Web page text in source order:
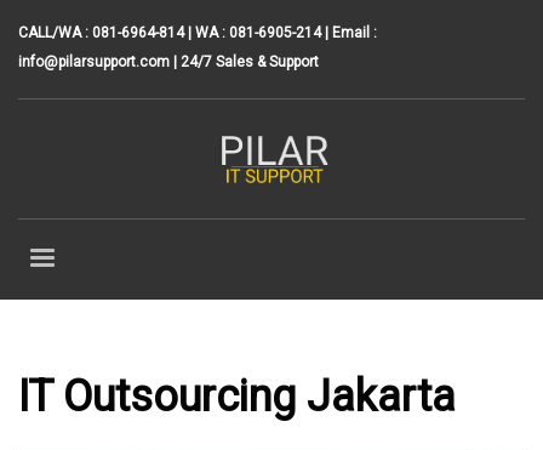
CALL/WA : 081-6964-814 | WA : 081-6905-214 | Email :
info@pilarsupport.com | 24/7 Sales & Support
IT Outsourcing Jakarta